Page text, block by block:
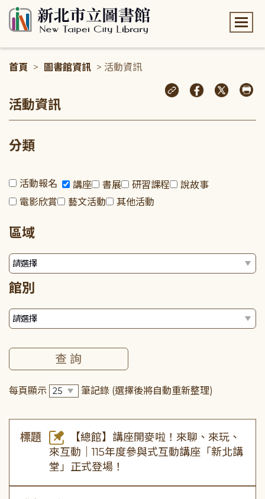
首頁 > 圖書館資訊 > 活動資訊
活動資訊
分類
活動報名 講座 書展 研習課程
說故事
電影欣賞
藝文活動 其他活動
區域
館別
每頁顯示 筆記錄 (選擇後將自動重新整理)
標題
【總館】講座開麥啦！來聊、來玩、
來互動｜115年度參與式互動講座「新北講
堂」正式登場！